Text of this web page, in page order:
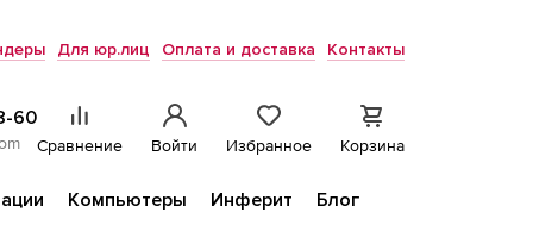
Для юр.лиц Оплата и доставка Контакты
60
Сравнение Войти Избранное Корзина
Компьютеры Инферит
Блог